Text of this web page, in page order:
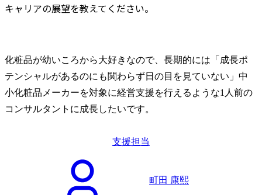
キャリアの展望を教えてください。
化粧品が幼いころから大好きなので、長期的には「成長ポ
テンシャルがあるのにも関わらず日の目を見ていない」中
小化粧品メーカーを対象に経営支援を行えるような1人前の
コンサルタントに成長したいです。
支援担当
町田 康熙